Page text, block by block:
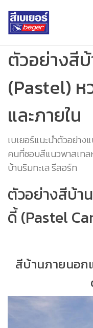
ตัวอย่างสี
(Pastel)
และภายใน
เบเยอร์แนะนำตัวอย่า
คนที่ชอบสีแนวพาสเทล
บ้านริมทะเล รีสอร์ท
ตัวอย่างสีบ้า
ดี้ (Pastel
สีบ้านภายนอก